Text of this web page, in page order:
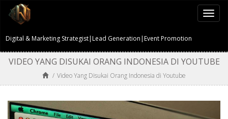
Digital & Marketing Strategist|Lead Generation|Event Promotion
VIDEO YANG DISUKAI ORANG INDONESIA DI YOUTUBE
/ Video Yang Disukai Orang Indonesia di Youtube